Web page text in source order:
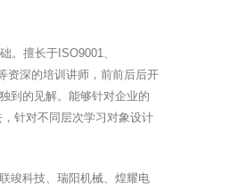
。擅长于ISO9001、
资深的培训讲师，前前后后开
到的见解。能够针对企业的
针对不同层次学习对象设计
竣科技、瑞阳机械、煌耀电